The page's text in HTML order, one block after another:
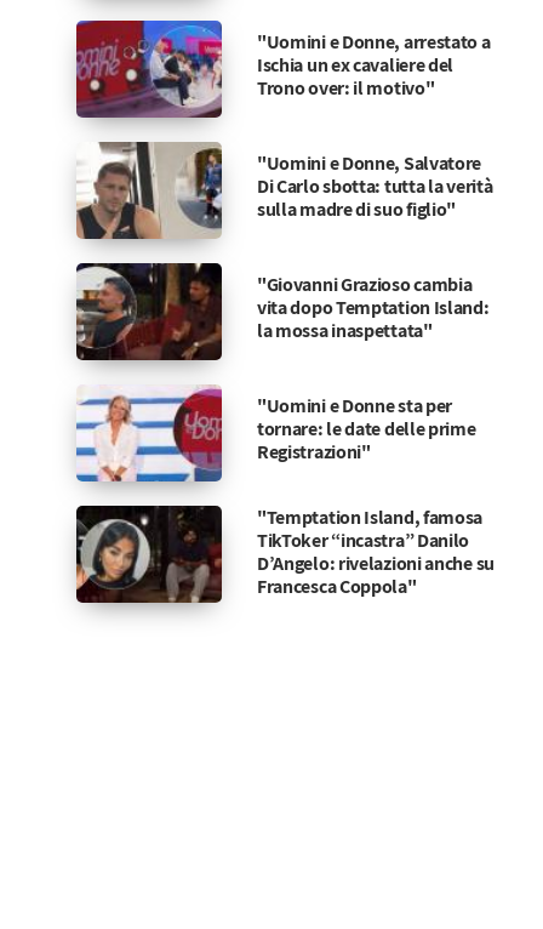
"Uomini e Donne, arrestato a
Ischia un ex cavaliere del
Trono over: il motivo"
"Uomini e Donne, Salvatore
Di Carlo sbotta: tutta la verità
sulla madre di suo figlio"
"Giovanni Grazioso cambia
vita dopo Temptation Island:
la mossa inaspettata"
"Uomini e Donne sta per
tornare: le date delle prime
Registrazioni"
"Temptation Island, famosa
TikToker “incastra” Danilo
D’Angelo: rivelazioni anche su
Francesca Coppola"